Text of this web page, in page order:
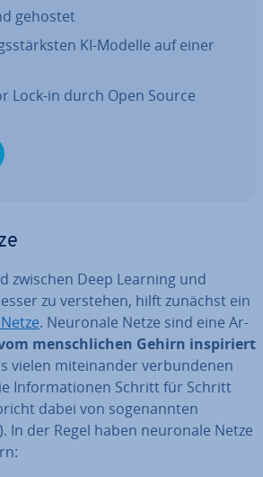
gehostet
KI-Modelle auf einer
Lock-in durch Open Source
zwischen Deep Learning und
zu verstehen, hilft zunächst ein
. Neuronale Netze sind eine Ar­
mensch­li­chen Gehirn in­spi­riert
vielen mit­ein­an­der ver­bun­de­nen
In­for­ma­tio­nen Schritt für Schritt
dabei von so­ge­nann­ten
In der Regel haben neuronale Netze